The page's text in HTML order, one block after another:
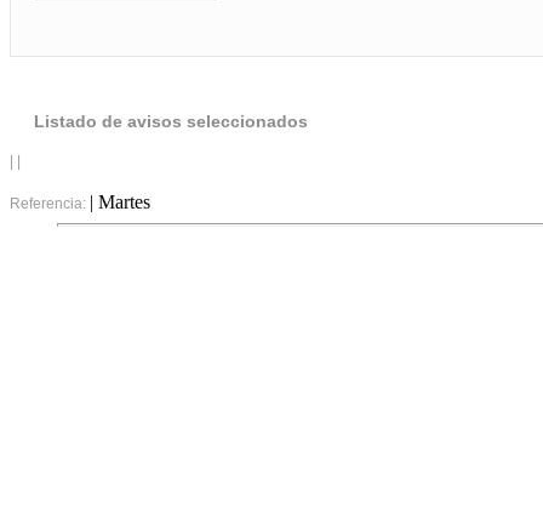
Listado de avisos seleccionados
Referencia: | Martes